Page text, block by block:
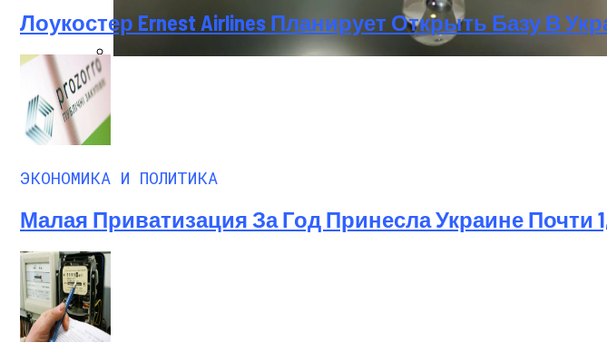
Лоукостер Ernest Airlines Планирует Открыть Базу В
ЭКОНОМИКА И ПОЛИТИКА
Малая Приватизация За Год Принесла Украине Почти